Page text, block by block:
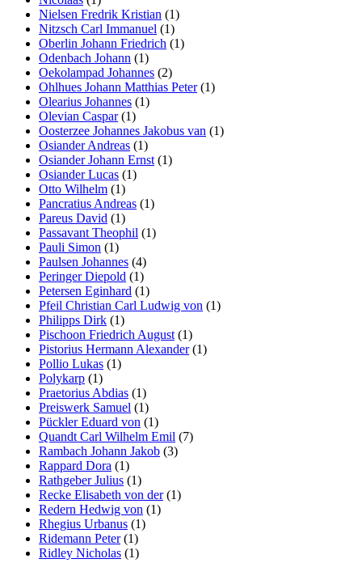
Nielsen Fredrik Kristian (1)
Nitzsch Carl Immanuel (1)
Oberlin Johann Friedrich (1)
Odenbach Johann (1)
Oekolampad Johannes (2)
Ohlhues Johann Matthias Peter(1)
Olearius Johannes (1)
Olevian Caspar(1)
Oosterzee Johannes Jakobus van (1)
Osiander Andreas (1)
Osiander Johann Ernst (1)
Osiander Lucas (1)
Otto Wilhelm (1)
Pancratius Andreas (1)
Pareus David (1)
Passavant Theophil (1)
Pauli Simon (1)
Paulsen Johannes (4)
Peringer Diepold (1)
Petersen Eginhard (1)
Pfeil Christian Carl Ludwig von (1)
Philipps Dirk (1)
Pischoon Friedrich August (1)
Pistorius Hermann Alexander(1)
Pollio Lukas (1)
Polykarp (1)
Praetorius Abdias (1)
Preiswerk Samuel (1)
Pückler Eduard von (1)
Quandt Carl Wilhelm Emil (7)
Rambach Johann Jakob (3)
Rappard Dora (1)
Rathgeber Julius (1)
Recke Elisabeth von der(1)
Redern Hedwig von (1)
Rhegius Urbanus (1)
Ridemann Peter(1)
Ridley Nicholas (1)